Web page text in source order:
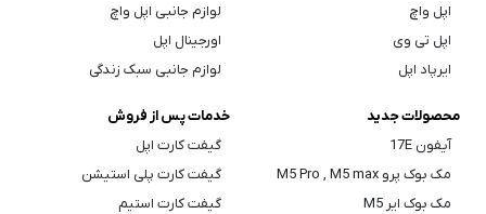
اپل واچ
اپل تی وی
ایرپاد اپل
لوازم جانبی اپل واچ
اورجینال اپل
لوازم جانبی سبک زندگی
محصولات جدید
آیفون 17E
مک بوک پرو M5 Pro , M5 max
مک بوک ایر M5
خدمات پس از فروش
گیفت کارت اپل
گیفت کارت پلی استیشن
گیفت کارت استیم